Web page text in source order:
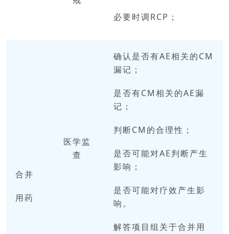
必要时调RCP；
合并
用药
医学监
查
确认是否有AE相关的CM
漏记；
是否有CM相关的AE漏
记；
判断CM的合理性；
是否可能对AE判断产生
影响；
是否可能对疗效产生影
响。
解答项目组关于合并用